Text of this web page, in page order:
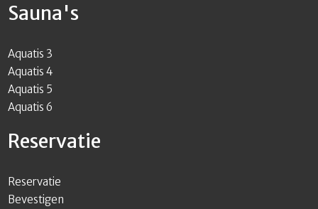
Sauna's
Aquatis 3
Aquatis 4
Aquatis 5
Aquatis 6
Reservatie
Reservatie
Bevestigen